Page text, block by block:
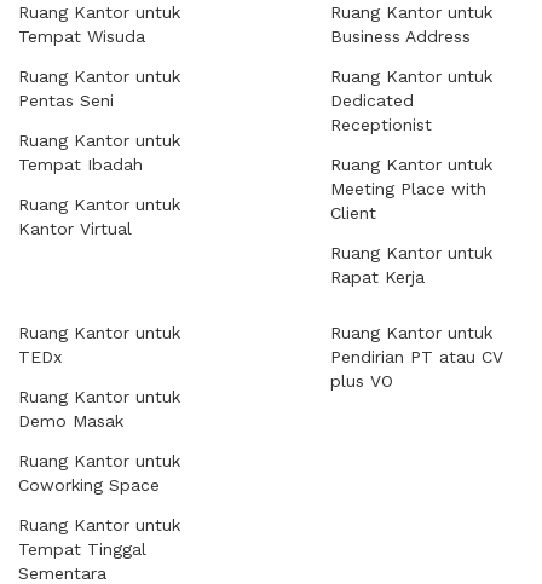
Ruang Kantor untuk
Tempat Wisuda
Ruang Kantor untuk
Pentas Seni
Ruang Kantor untuk
Tempat Ibadah
Ruang Kantor untuk
Kantor Virtual
Ruang Kantor untuk
Business Address
Ruang Kantor untuk
Dedicated
Receptionist
Ruang Kantor untuk
Meeting Place with
Client
Ruang Kantor untuk
Rapat Kerja
Ruang Kantor untuk
TEDx
Ruang Kantor untuk
Demo Masak
Ruang Kantor untuk
Coworking Space
Ruang Kantor untuk
Tempat Tinggal
Sementara
Ruang Kantor untuk
Pendirian PT atau CV
plus VO